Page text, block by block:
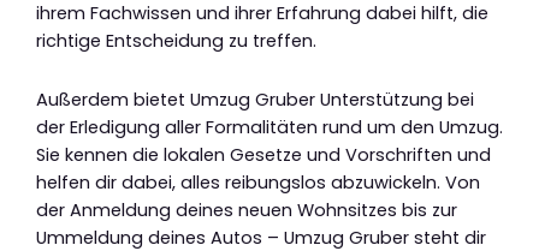
ihrem Fachwissen und ihrer Erfahrung dabei hilft, die
richtige Entscheidung zu treffen.
Außerdem bietet Umzug Gruber Unterstützung bei
der Erledigung aller Formalitäten rund um den Umzug.
Sie kennen die lokalen Gesetze und Vorschriften und
helfen dir dabei, alles reibungslos abzuwickeln. Von
der Anmeldung deines neuen Wohnsitzes bis zur
Ummeldung deines Autos – Umzug Gruber steht dir